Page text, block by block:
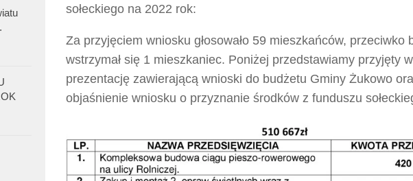
sołeckiego na 2022 rok:
Za przyjęciem wniosku głosowało 59 mieszkańców, przeciwko
wstrzymał się 1 mieszkaniec. Poniżej przedstawiamy przyjęty
prezentację zawierającą wnioski do budżetu Gminy Żukowo
objaśnienie wniosku o przyznanie środków z funduszu